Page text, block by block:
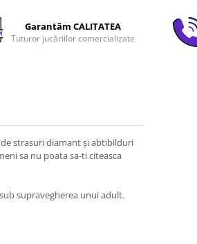
Garantăm CALITATEA
Tuturor jucăriilor comercializate
strasuri diamant și abtibilduri
sa nu poata sa-ti citeasca
supravegherea unui adult.